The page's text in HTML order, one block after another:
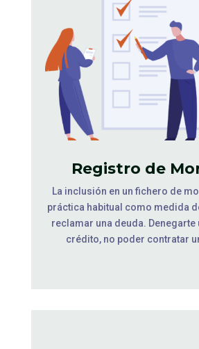
Registro de
La inclusión en un fichero de
práctica habitual como medida
reclamar una deuda. Denegarte
crédito, no poder contratar